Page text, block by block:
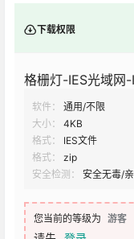
下载权限
格栅灯-IES光域网
软件：
通用/不限
大小：
4KB
格式：
IES文件
格式：
zip
安全检测：
安全无毒/
您当前的等级为 游客